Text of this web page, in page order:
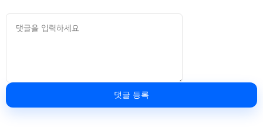
댓글 등록